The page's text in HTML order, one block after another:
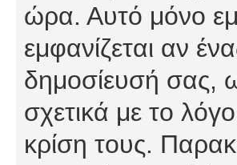
ώρα. Αυτό μόνο
εμφανίζεται αν
δημοσίευσή σας,
σχετικά με το
κρίση τους.